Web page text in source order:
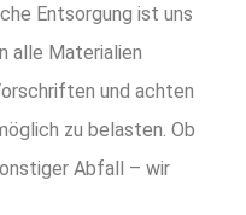
Entsorgung ist uns
alle Materialien
und achten
zu belasten. Ob
Abfall – wir